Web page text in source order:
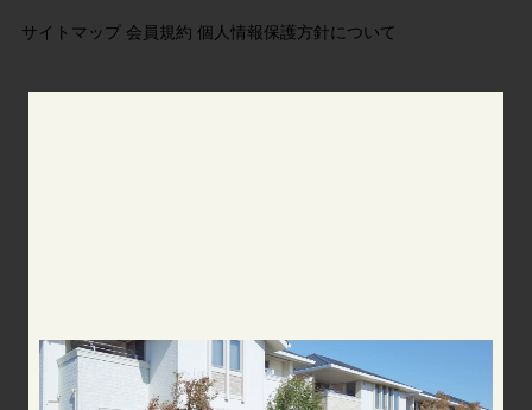
サイトマップ 会員規約 個人情報保護方針について